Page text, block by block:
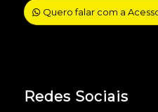
Quero falar com a
Redes Sociais